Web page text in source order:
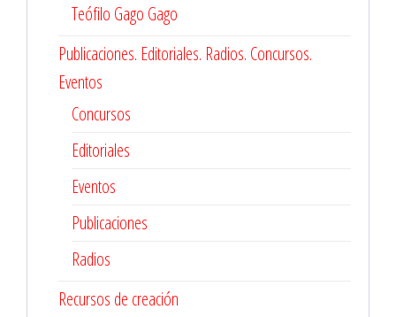
Teófilo Gago Gago
Publicaciones. Editoriales. Radios. Concursos.
Eventos
Concursos
Editoriales
Eventos
Publicaciones
Radios
Recursos de creación